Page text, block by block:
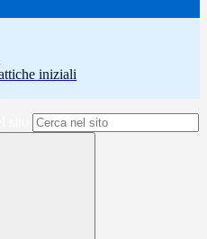
iniziali